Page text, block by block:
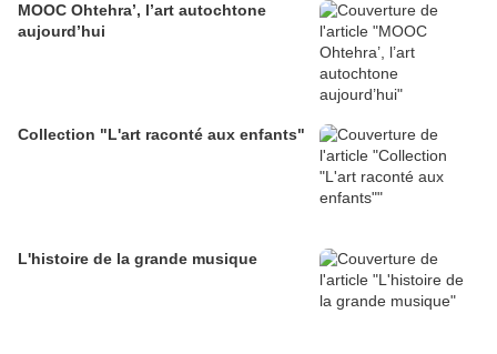
MOOC Ohtehra’, l’art autochtone
aujourd’hui
Collection "L'art raconté aux enfants"
L'histoire de la grande musique